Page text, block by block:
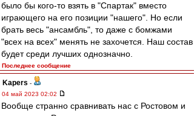
было бы кого-то взять в "Спартак" вместо
играющего на его позиции "нашего". Но если
брать весь "ансамбль", то даже с бомжами
"всех на всех" менять не захочется. Наш состав
будет среди лучших однозначно.
Последнее сообщение
Kapers -
04 май 2023 02:02
Вообще странно сравнивать нас с Ростовом и